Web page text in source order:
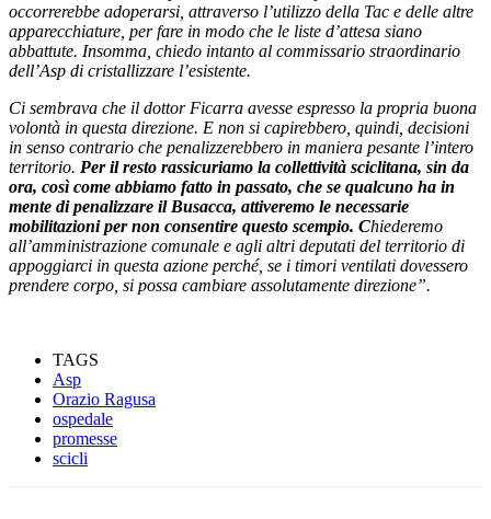
occorrerebbe adoperarsi, attraverso l’utilizzo della Tac e delle altre
apparecchiature, per fare in modo che le liste d’attesa siano
abbattute. Insomma, chiedo intanto al commissario straordinario
dell’Asp di cristallizzare l’esistente.
Ci sembrava che il dottor Ficarra avesse espresso la propria buona
volontà in questa direzione. E non si capirebbero, quindi, decisioni
in senso contrario che penalizzerebbero in maniera pesante l’intero
territorio. Per il resto rassicuriamo la collettività sciclitana, sin da
ora, così come abbiamo fatto in passato, che se qualcuno ha in
mente di penalizzare il Busacca, attiveremo le necessarie
mobilitazioni per non consentire questo scempio. Chiederemo
all’amministrazione comunale e agli altri deputati del territorio di
appoggiarci in questa azione perché, se i timori ventilati dovessero
prendere corpo, si possa cambiare assolutamente direzione”.
TAGS
Asp
Orazio Ragusa
ospedale
promesse
scicli